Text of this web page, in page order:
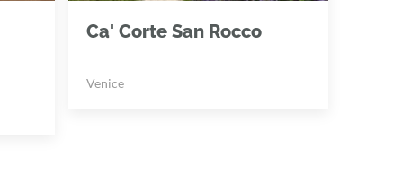
Ca' Corte San Rocco
Venice